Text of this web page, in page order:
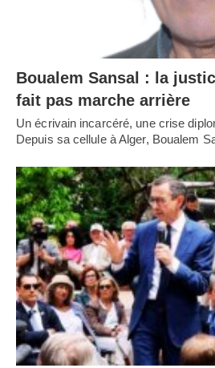
Boualem Sansal : la
fait pas marche arrière
Un écrivain incarcéré, une crise
Depuis sa cellule à Alger, Boualem